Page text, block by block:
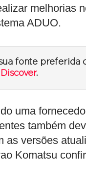
melhorias
ADUO.
sua fonte preferida
.
uma
também
as versões
Komatsu